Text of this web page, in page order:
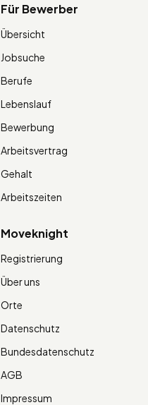
Für Bewerber
Übersicht
Jobsuche
Berufe
Lebenslauf
Bewerbung
Arbeitsvertrag
Gehalt
Arbeitszeiten
Moveknight
Registrierung
Über uns
Orte
Datenschutz
Bundesdatenschutz
AGB
Impressum